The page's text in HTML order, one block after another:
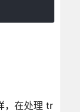
，在处理 tr